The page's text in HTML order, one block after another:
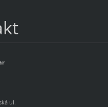
ul.